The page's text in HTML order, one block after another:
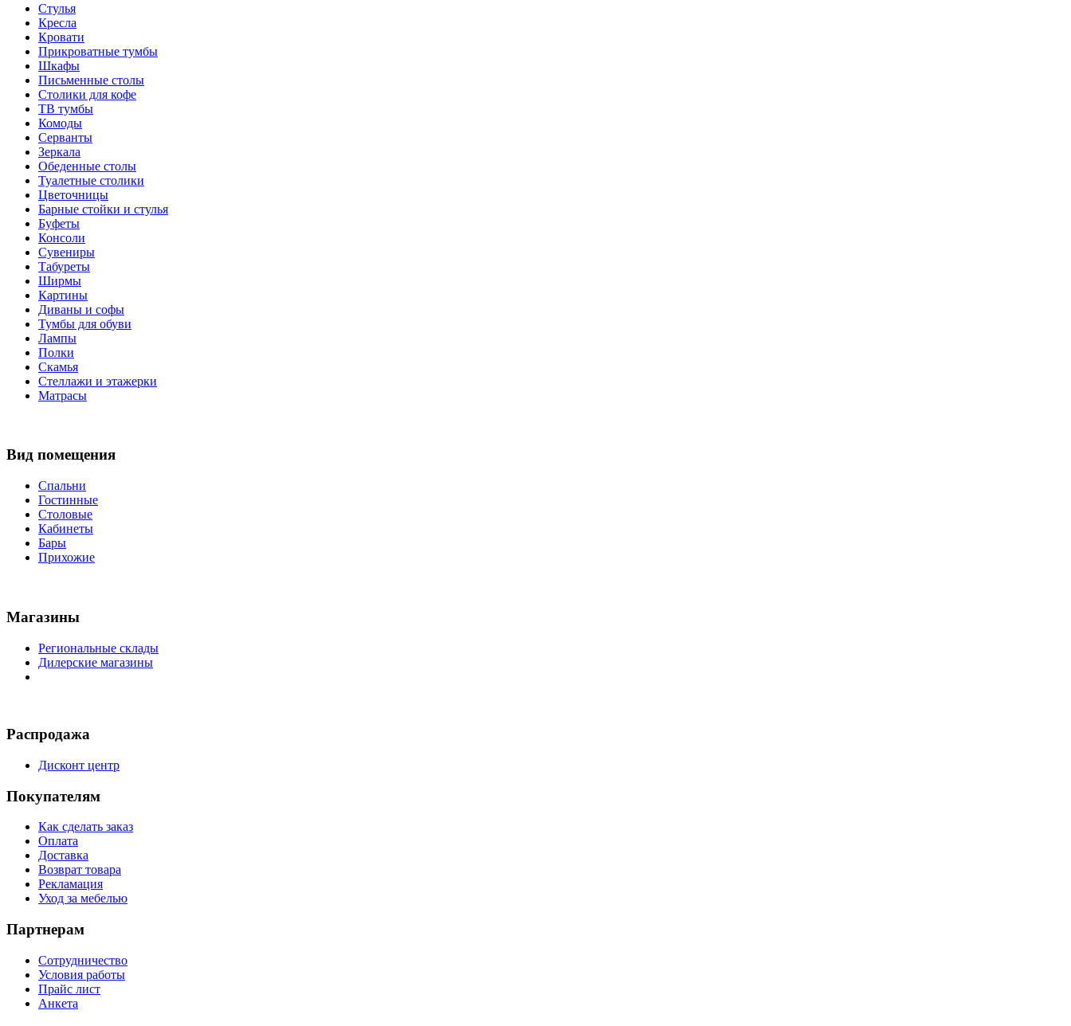
Стулья
Кресла
Кровати
Прикроватные тумбы
Шкафы
Письменные столы
Столики для кофе
ТВ тумбы
Комоды
Серванты
Зеркала
Обеденные столы
Туалетные столики
Цветочницы
Барные стойки и стулья
Буфеты
Консоли
Сувениры
Табуреты
Ширмы
Картины
Диваны и софы
Тумбы для обуви
Лампы
Полки
Скамья
Стеллажи и этажерки
Матрасы
Вид помещения
Спальни
Гостинные
Столовые
Кабинеты
Бары
Прихожие
Магазины
Региональные склады
Дилерские магазины
Распродажа
Дисконт центр
Покупателям
Как сделать заказ
Оплата
Доставка
Возврат товара
Рекламация
Уход за мебелью
Партнерам
Сотрудничество
Условия работы
Прайс лист
Анкета